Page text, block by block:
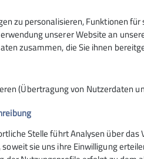
zu personalisieren, Funktionen
unserer Website an
zusammen, die Sie ihnen
(Übertragung von Nutzerdaten
Stelle führt Analysen über
sie uns ihre Einwilligung